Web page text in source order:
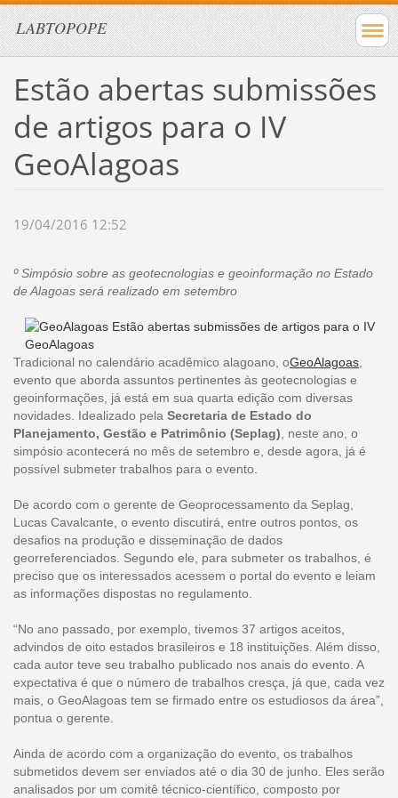
LABTOPOPE
Estão abertas submissões
de artigos para o IV
GeoAlagoas
19/04/2016 12:52
º Simpósio sobre as geotecnologias e geoinformação no Estado
de Alagoas será realizado em setembro
Tradicional no calendário acadêmico alagoano, oGeoAlagoas,
evento que aborda assuntos pertinentes às geotecnologias e
geoinformações, já está em sua quarta edição com diversas
novidades. Idealizado pela Secretaria de Estado do
Planejamento, Gestão e Patrimônio (Seplag) , neste ano, o
simpósio acontecerá no mês de setembro e, desde agora, já é
possível submeter trabalhos para o evento.
De acordo com o gerente de Geoprocessamento da Seplag,
Lucas Cavalcante, o evento discutirá, entre outros pontos, os
desafios na produção e disseminação de dados
georreferenciados. Segundo ele, para submeter os trabalhos, é
preciso que os interessados acessem o portal do evento e leiam
as informações dispostas no regulamento.
“No ano passado, por exemplo, tivemos 37 artigos aceitos,
advindos de oito estados brasileiros e 18 instituições. Além disso,
cada autor teve seu trabalho publicado nos anais do evento. A
expectativa é que o número de trabalhos cresça, já que, cada vez
mais, o GeoAlagoas tem se firmado entre os estudiosos da área”,
pontua o gerente.
Ainda de acordo com a organização do evento, os trabalhos
submetidos devem ser enviados até o dia 30 de junho. Eles serão
analisados por um comitê técnico-científico, composto por